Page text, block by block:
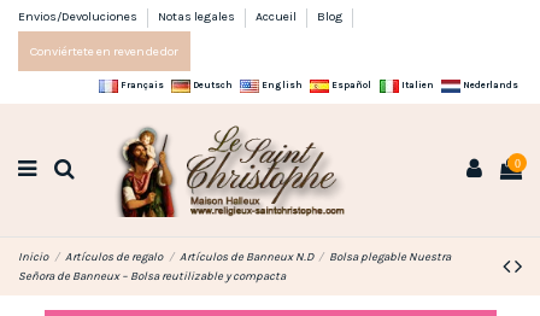
Envios/Devoluciones Notas legales Accueil Blog
Conviértete en revendedor
Français Deutsch English Español Italien Nederlands
0
Inicio Artículos de regalo Artículos de Banneux N.D
Bolsa plegable Nuestra
Señora de Banneux – Bolsa reutilizable y compacta